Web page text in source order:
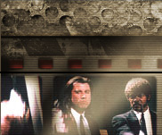
Hyppää pääsisältöön